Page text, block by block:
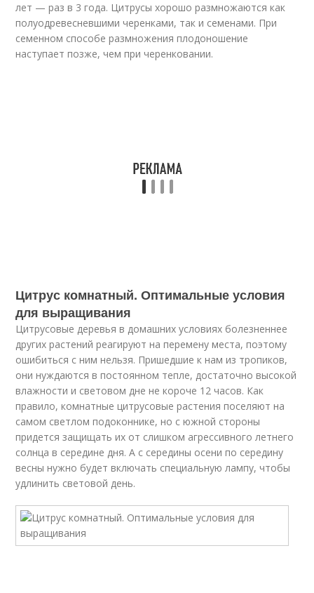
лет — раз в 3 года. Цитрусы хорошо размножаются как
полуодревесневшими черенками, так и семенами. При
семенном способе размножения плодоношение
наступает позже, чем при черенковании.
Цитрус комнатный. Оптимальные условия
для выращивания
Цитрусовые деревья в домашних условиях болезненнее
других растений реагируют на перемену места, поэтому
ошибиться с ним нельзя. Пришедшие к нам из тропиков,
они нуждаются в постоянном тепле, достаточно высокой
влажности и световом дне не короче 12 часов. Как
правило, комнатные цитрусовые растения поселяют на
самом светлом подоконнике, но с южной стороны
придется защищать их от слишком агрессивного летнего
солнца в середине дня. А с середины осени по середину
весны нужно будет включать специальную лампу, чтобы
удлинить световой день.